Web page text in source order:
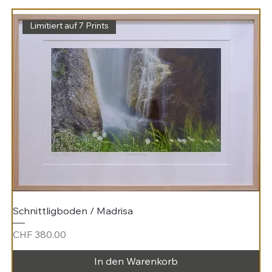
Limitiert auf 7 Prints
Schnittligboden / Madrisa
Preis
CHF 380.00
In den Warenkorb